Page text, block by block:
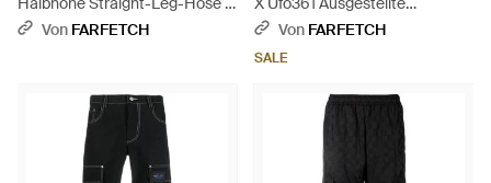
Schwarz
Von FARFETCH
Lederhose - Schwarz
Von FARFETCH
SALE